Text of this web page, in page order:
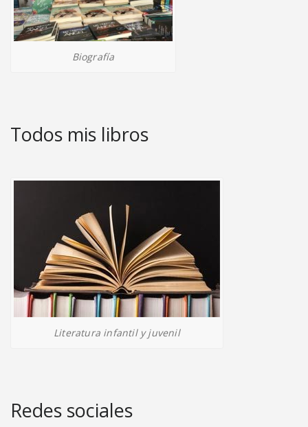
Biografía
Todos mis libros
Literatura infantil y juvenil
Redes sociales